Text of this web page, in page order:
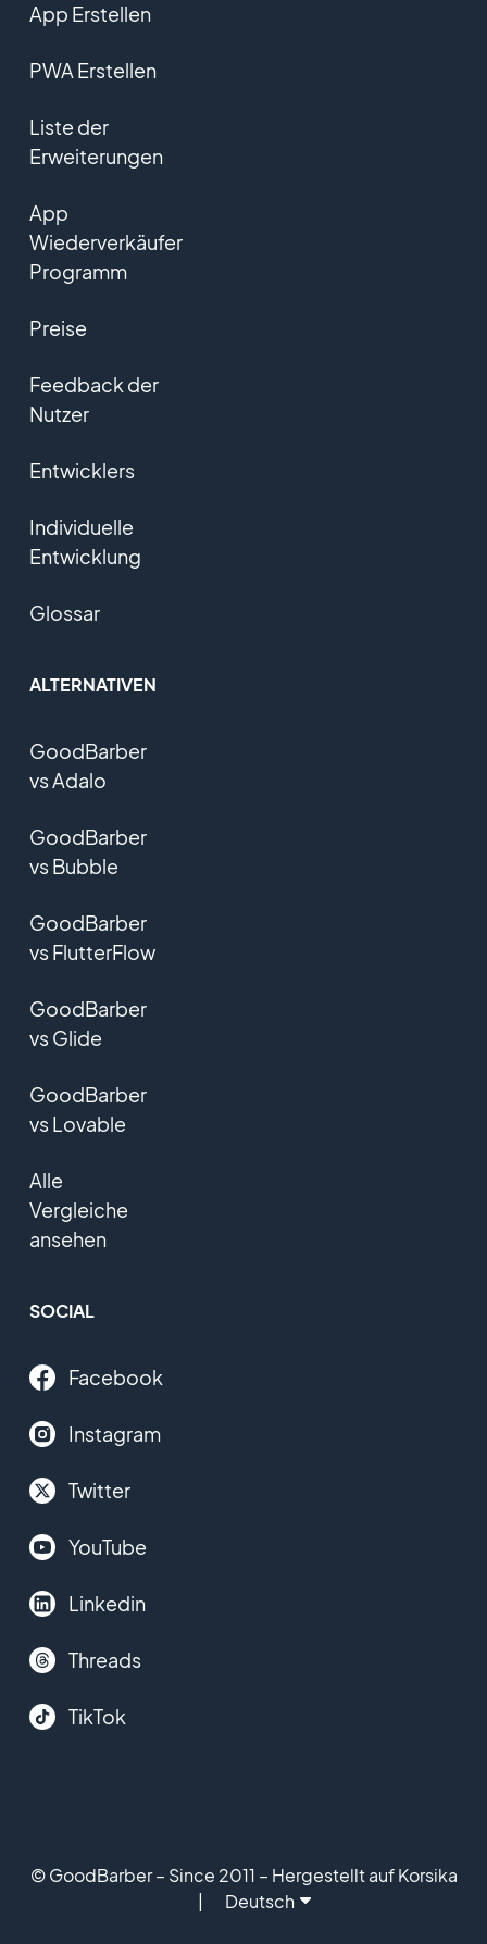
App Erstellen
PWA Erstellen
Liste der
Erweiterungen
App
Wiederverkäufer
Programm
Preise
Feedback der
Nutzer
Entwicklers
Individuelle
Entwicklung
Glossar
ALTERNATIVEN
GoodBarber
vs Adalo
GoodBarber
vs Bubble
GoodBarber
vs FlutterFlow
GoodBarber
vs Glide
GoodBarber
vs Lovable
Alle
Vergleiche
ansehen
SOCIAL
Facebook
Instagram
Twitter
YouTube
Linkedin
Threads
TikTok
© GoodBarber – Since 2011 – Hergestellt auf Korsika
Deutsch